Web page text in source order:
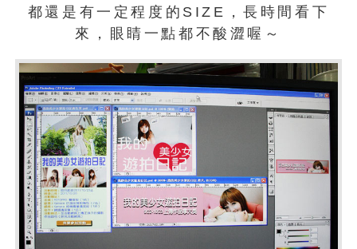
都還是有一定程度的SIZE，長時間看下
來，眼睛一點都不酸澀喔～